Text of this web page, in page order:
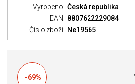
Vyrobeno: Česká republika
EAN: 8807622229084
Číslo zboží: Ne19565
-69%